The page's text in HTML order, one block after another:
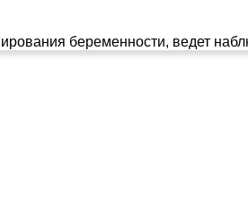
беременности, ведет